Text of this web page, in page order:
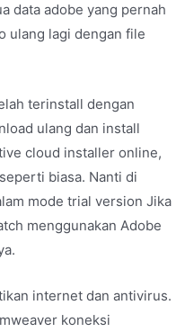
data adobe yang pernah
ulang lagi dengan file
terinstall dengan
ulang dan install
cloud installer online,
biasa. Nanti di
mode trial version Jika
menggunakan Adobe
internet dan antivirus.
koneksi